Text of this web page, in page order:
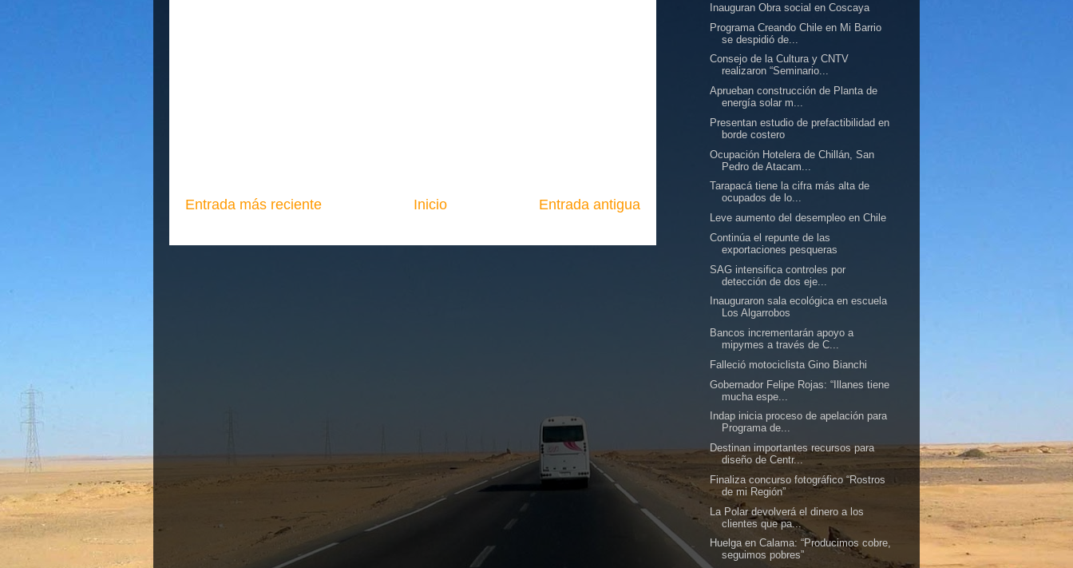
Entrada más reciente Entrada antigua
Inicio
Inauguran Obra social en Coscaya
Programa Creando Chile en Mi Barrio
se despidió de...
Consejo de la Cultura y CNTV
realizaron “Seminario...
Aprueban construcción de Planta de
energía solar m...
Presentan estudio de prefactibilidad en
borde costero
Ocupación Hotelera de Chillán, San
Pedro de Atacam...
Tarapacá tiene la cifra más alta de
ocupados de lo...
Leve aumento del desempleo en Chile
Continúa el repunte de las
exportaciones pesqueras
SAG intensifica controles por
detección de dos eje...
Inauguraron sala ecológica en escuela
Los Algarrobos
Bancos incrementarán apoyo a
mipymes a través de C...
Falleció motociclista Gino Bianchi
Gobernador Felipe Rojas: “Illanes tiene
mucha espe...
Indap inicia proceso de apelación para
Programa de...
Destinan importantes recursos para
diseño de Centr...
Finaliza concurso fotográfico “Rostros
de mi Región”
La Polar devolverá el dinero a los
clientes que pa...
Huelga en Calama: “Producimos cobre,
seguimos pobres”